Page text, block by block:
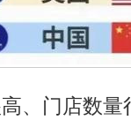
、门店数